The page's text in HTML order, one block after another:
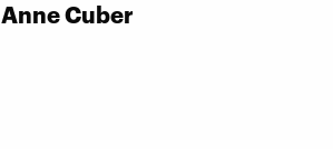
Anne Cuber